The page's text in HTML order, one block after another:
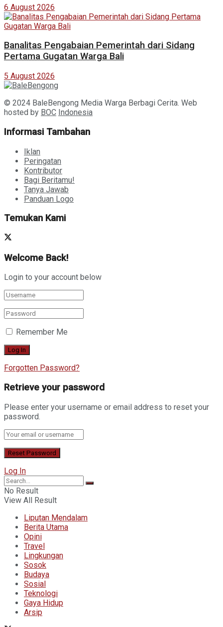
6 August 2026
Banalitas Pengabaian Pemerintah dari Sidang
Pertama Gugatan Warga Bali
5 August 2026
© 2024 BaleBengong Media Warga Berbagi Cerita. Web
hosted by BOC Indonesia
Informasi Tambahan
Iklan
Peringatan
Kontributor
Bagi Beritamu!
Tanya Jawab
Panduan Logo
Temukan Kami
Welcome Back!
Login to your account below
Remember Me
Forgotten Password?
Retrieve your password
Please enter your username or email address to reset your
password.
Log In
No Result
View All Result
Liputan Mendalam
Berita Utama
Opini
Travel
Lingkungan
Sosok
Budaya
Sosial
Teknologi
Gaya Hidup
Arsip